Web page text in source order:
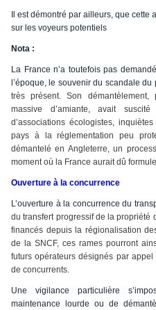
Il est démontré par ailleurs, que
sur les voyeurs potentiels
Nota :
La France n’a toutefois pas
l’époque, le souvenir du scandale
très présent. Son
massive d’amiante, avait
d’associations écologistes,
pays à la réglementation peu
démantelé en Angleterre, un
moment où la France aurait dû
Ouverture à la concurrence
L’ouverture à la concurrence du
du transfert progressif de la propriété
financés depuis la régionalisation
de la SNCF, ces rames pourront
futurs opérateurs désignés par appel
de concurrents.
Une vigilance particulière
maintenance lourde ou de